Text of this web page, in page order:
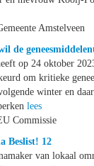
Amstelveen
de
op 24 oktober
om kritieke
winter en
lees
Commissie
Beslist! 12
van lokaal